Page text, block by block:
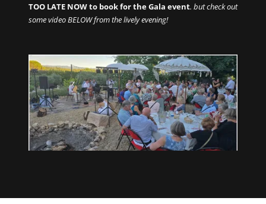
TOO LATE NOW to book for the Gala event. but check out
some video BELOW from the lively evening!